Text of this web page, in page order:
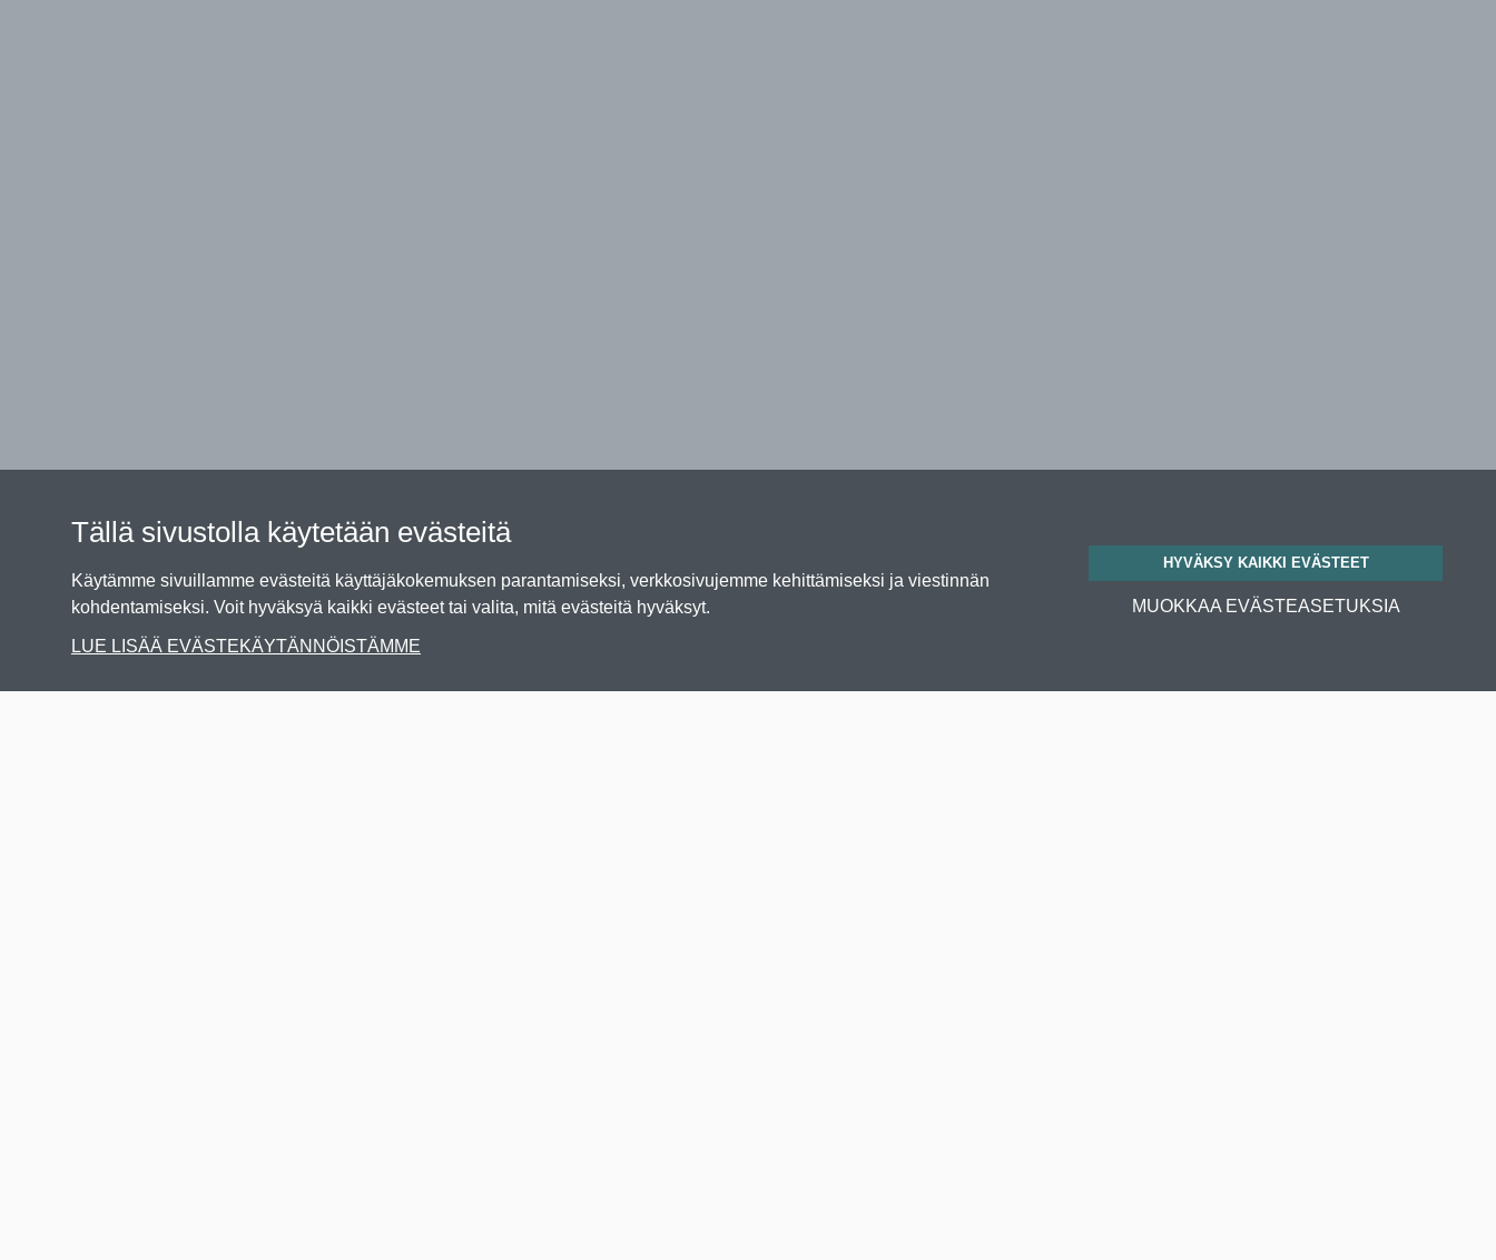
Tällä sivustolla käytetään evästeitä
Käytämme sivuillamme evästeitä käyttäjäkokemuksen parantamiseksi, verkkosivujemme kehittämiseksi ja viestinnän
kohdentamiseksi. Voit hyväksyä kaikki evästeet tai valita, mitä evästeitä hyväksyt.
LUE LISÄÄ EVÄSTEKÄYTÄNNÖISTÄMME
HYVÄKSY KAIKKI EVÄSTEET
MUOKKAA EVÄSTEASETUKSIA